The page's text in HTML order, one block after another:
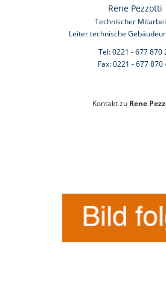
Rene Pezzotti
Technischer
Leiter technische
Tel: 0221 - 677 870
Fax: 0221 - 677 870
Kontakt zu Rene